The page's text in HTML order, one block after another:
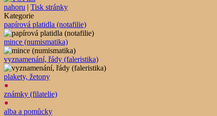
nahoru | Tisk stránky
Kategorie
papírová platidla (notafilie)
mince (numismatika)
vyznamenání, řády (faleristika)
plakety, žetony
známky (filatelie)
alba a pomůcky